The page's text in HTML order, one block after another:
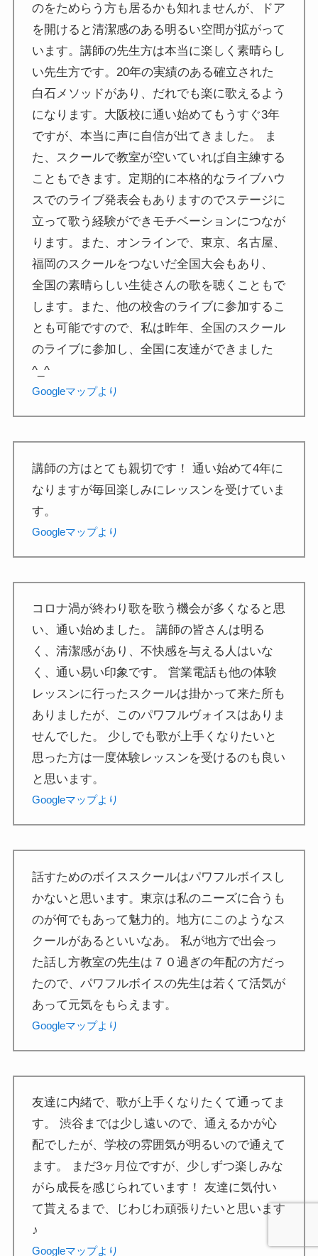
のをためらう方も居るかも知れませんが、ドア
を開けると清潔感のある明るい空間が拡がって
います。講師の先生方は本当に楽しく素晴らし
い先生方です。20年の実績のある確立された
白石メソッドがあり、だれでも楽に歌えるよう
になります。大阪校に通い始めてもうすぐ3年
ですが、本当に声に自信が出てきました。 ま
た、スクールで教室が空いていれば自主練する
こともできます。定期的に本格的なライブハウ
スでのライブ発表会もありますのでステージに
立って歌う経験ができモチベーションにつなが
ります。また、オンラインで、東京、名古屋、
福岡のスクールをつないだ全国大会もあり、
全国の素晴らしい生徒さんの歌を聴くこともで
します。また、他の校舎のライブに参加するこ
とも可能ですので、私は昨年、全国のスクール
のライブに参加し、全国に友達ができました
^_^
Googleマップより
講師の方はとても親切です！ 通い始めて4年に
なりますが毎回楽しみにレッスンを受けていま
す。
Googleマップより
コロナ渦が終わり歌を歌う機会が多くなると思
い、通い始めました。 講師の皆さんは明る
く、清潔感があり、不快感を与える人はいな
く、通い易い印象です。 営業電話も他の体験
レッスンに行ったスクールは掛かって来た所も
ありましたが、このパワフルヴォイスはありま
せんでした。 少しでも歌が上手くなりたいと
思った方は一度体験レッスンを受けるのも良い
と思います。
Googleマップより
話すためのボイススクールはパワフルボイスし
かないと思います。東京は私のニーズに合うも
のが何でもあって魅力的。地方にこのようなス
クールがあるといいなあ。 私が地方で出会っ
た話し方教室の先生は７０過ぎの年配の方だっ
たので、パワフルボイスの先生は若くて活気が
あって元気をもらえます。
Googleマップより
友達に内緒で、歌が上手くなりたくて通ってま
す。 渋谷までは少し遠いので、通えるかが心
配でしたが、学校の雰囲気が明るいので通えて
ます。 まだ3ヶ月位ですが、少しずつ楽しみな
がら成長を感じられています！ 友達に気付い
て貰えるまで、じわじわ頑張りたいと思います
♪
Googleマップより